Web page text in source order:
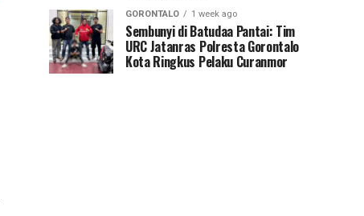
GORONTALO 1 week ago
Sembunyi di Batudaa Pantai: Tim
URC Jatanras Polresta Gorontalo
Kota Ringkus Pelaku Curanmor